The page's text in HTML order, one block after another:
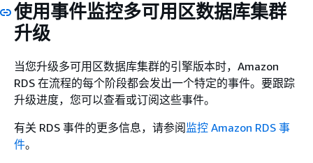
使用事件监控多可用区数据库集群
升级
当您升级多可用区数据库集群的引擎版本时，Amazon
RDS 在流程的每个阶段都会发出一个特定的事件。要跟踪
升级进度，您可以查看或订阅这些事件。
有关 RDS 事件的更多信息，请参阅监控 Amazon RDS 事
件。